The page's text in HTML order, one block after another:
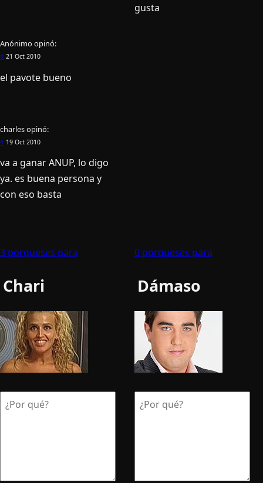
Anónimo opinó:
# 21 Oct 2010
el pavote bueno
charlesopinó:
# 19 Oct 2010
va a ganar ANUP, lo digo
ya. es buena persona y
con eso basta
gusta
3 porqueses para
Chari
0 porqueses para
Dámaso